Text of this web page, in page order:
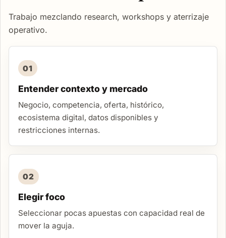
Trabajo mezclando research, workshops y aterrizaje
operativo.
01
Entender contexto y mercado
Negocio, competencia, oferta, histórico,
ecosistema digital, datos disponibles y
restricciones internas.
02
Elegir foco
Seleccionar pocas apuestas con capacidad real de
mover la aguja.